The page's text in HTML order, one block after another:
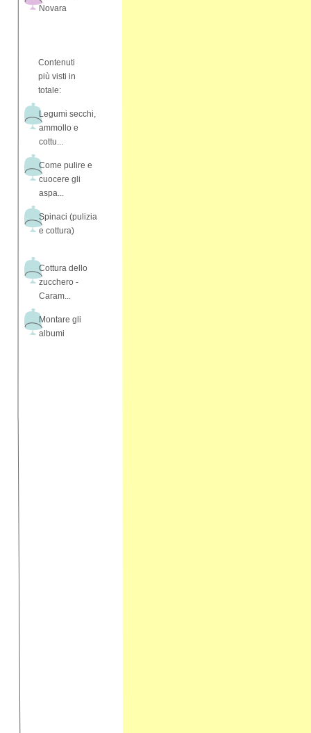
Novara
Contenuti
più visti in
totale:
Legumi secchi,
ammollo e
cottu...
Come pulire e
cuocere gli
aspa...
Spinaci (pulizia
e cottura)
Cottura dello
zucchero -
Caram...
Montare gli
albumi